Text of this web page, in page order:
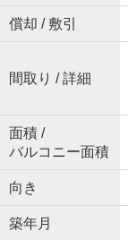
償却 / 敷引
間取り / 詳細
面積 /
バルコニー面積
向き
築年月